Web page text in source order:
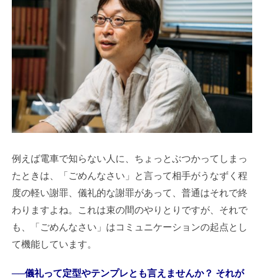
例えば電車で知らない人に、ちょっとぶつかってしまっ
たときは、「ごめんなさい」と言って相手がうなずく程
度の軽い謝罪、儀礼的な謝罪があって、普通はそれで終
わりますよね。これは束の間のやりとりですが、それで
も、「ごめんなさい」はコミュニケーションの起点とし
て機能しています。
──儀礼って定型やテンプレとも言えませんか？ それが